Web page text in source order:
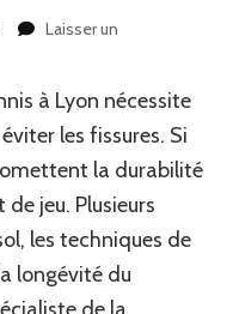
Laisser un
à Lyon nécessite
les fissures. Si
la durabilité
jeu. Plusieurs
les techniques de
longévité du